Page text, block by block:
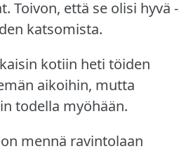
Toivon, että se olisi hyvä -
katsomista.
kotiin heti töiden
aikoihin, mutta
todella myöhään.
mennä ravintolaan